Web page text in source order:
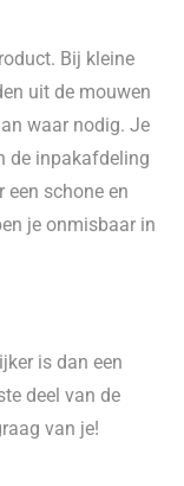
Bij kleine
uit de mouwen
waar nodig. Je
de inpakafdeling
een schone en
je onmisbaar in
is dan een
deel van de
van je!